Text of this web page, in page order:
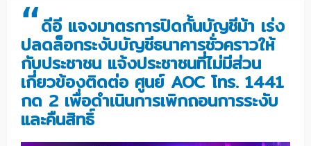
“ดีอี แจงมาตรการปิดกั้นบัญชีม้า เร่ง
ปลดล็อกระงับบัญชีธนาคารชั่วคราวให้
กับประชาชน แจ้งประชาชนที่ไม่มีส่วน
เกี่ยวข้องติดต่อ ศูนย์ AOC โทร. 1441
กด 2 เพื่อดำเนินการเพิกถอนการระงับ
และคืนสิทธิ์